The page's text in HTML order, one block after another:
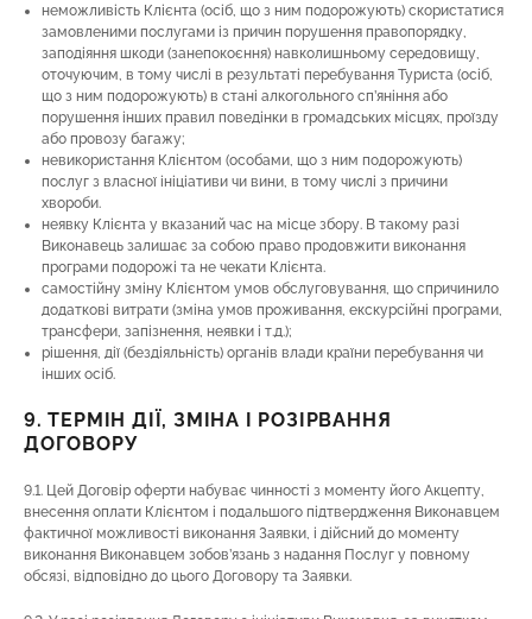
неможливість Клієнта (осіб, що з ним подорожують) скористатися
замовленими послугами із причин порушення правопорядку,
заподіяння шкоди (занепокоєння) навколишньому середовищу,
оточуючим, в тому числі в результаті перебування Туриста (осіб,
що з ним подорожують) в стані алкогольного сп’яніння або
порушення інших правил поведінки в громадських місцях, проїзду
або провозу багажу;
невикористання Клієнтом (особами, що з ним подорожують)
послуг з власної ініціативи чи вини, в тому числі з причини
хвороби.
неявку Клієнта у вказаний час на місце збору. В такому разі
Виконавець залишає за собою право продовжити виконання
програми подорожі та не чекати Клієнта.
самостійну зміну Клієнтом умов обслуговування, що спричинило
додаткові витрати (зміна умов проживання, екскурсійні програми,
трансфери, запізнення, неявки і т.д.);
рішення, дії (бездіяльність) органів влади країни перебування чи
інших осіб.
9. ТЕРМІН ДІЇ, ЗМІНА І РОЗІРВАННЯ
ДОГОВОРУ
9.1. Цей Договір оферти набуває чинності з моменту його Акцепту,
внесення оплати Клієнтом і подальшого підтвердження Виконавцем
фактичної можливості виконання Заявки, і дійсний до моменту
виконання Виконавцем зобов’язань з надання Послуг у повному
обсязі, відповідно до цього Договору та Заявки.